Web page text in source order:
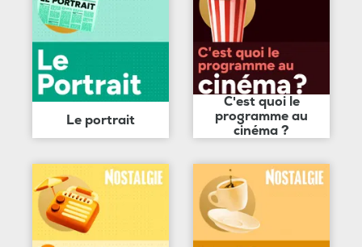
Le portrait
C'est quoi le
programme au
cinéma ?